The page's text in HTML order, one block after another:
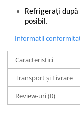
Refrigerați
posibil.
Informatii
Caracteristici
Transport și Livrare
Review-uri(0)